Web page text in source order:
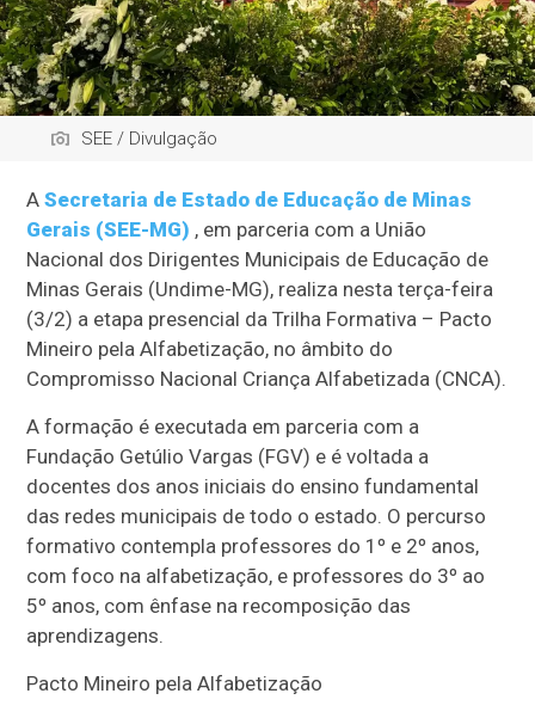
SEE / Divulgação
ASecretaria de Estado de Educação de Minas
Gerais (SEE-MG) , em parceria com a União
Nacional dos Dirigentes Municipais de Educação de
Minas Gerais (Undime-MG), realiza nesta terça-feira
(3/2) a etapa presencial da Trilha Formativa – Pacto
Mineiro pela Alfabetização, no âmbito do
Compromisso Nacional Criança Alfabetizada (CNCA).
A formação é executada em parceria com a
Fundação Getúlio Vargas (FGV) e é voltada a
docentes dos anos iniciais do ensino fundamental
das redes municipais de todo o estado. O percurso
formativo contempla professores do 1º e 2º anos,
com foco na alfabetização, e professores do 3º ao
5º anos, com ênfase na recomposição das
aprendizagens.
Pacto Mineiro pela Alfabetização